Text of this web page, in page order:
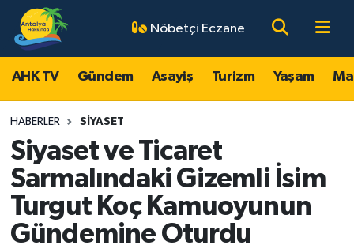
Nöbetçi Eczane
AHK TV Gündem Asayiş Turizm Yaşam
HABERLER SIYASET
Siyaset ve Ticaret
Sarmalındaki Gizemli İsim
Turgut Koç Kamuoyunun
Gündemine Oturdu
AHK TV
Gündem
Turizm
Yaşam
Antalya Nöbetçi Eczaneler
Antalya Hava Durumu
Antalya Namaz Vakitleri
Antalya Trafik Yoğunluk Haritası
Süper Lig Puan Durumu ve Fikstür